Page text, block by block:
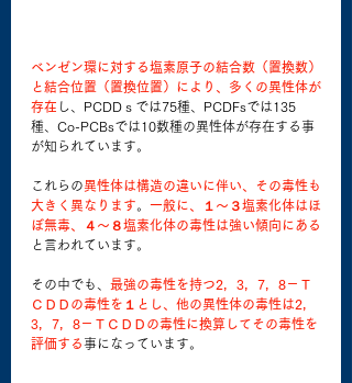
ベンゼン環に対する塩素原子の結合数（置換数）
と結合位置（置換位置）により、多くの異性体が
存在 し、PCDDｓでは75種、PCDFsでは135
種、Co-PCBsでは10数種の異性体が存在する事
が知られています。
これらの異性体は構造の違いに伴い、その毒性も
大きく異なります。 一般に、１～３塩素化体はほ
ぼ無毒、４～８塩素化体の毒性は強い傾向にある
と言われています。
その中でも、 最強の毒性を持つ2，3，7，8－Ｔ
ＣＤＤの毒性を１とし、他の異性体の毒性は2，
3，7，8－ＴＣＤＤの毒性に換算してその毒性を
評価する事になっています。